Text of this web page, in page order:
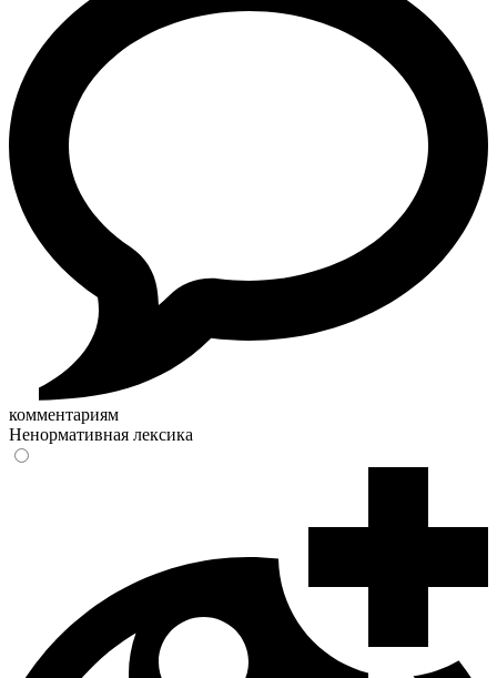
комментариям
Ненормативная лексика